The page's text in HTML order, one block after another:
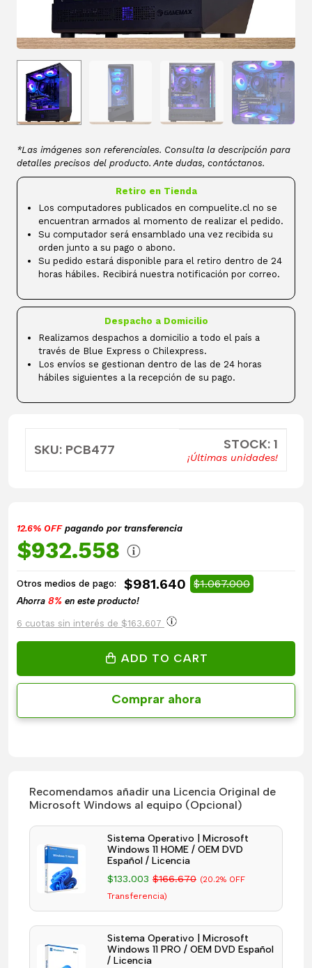
*Las imágenes son referenciales. Consulta la descripción para
detalles precisos del producto. Ante dudas, contáctanos.
Retiro en Tienda
Los computadores publicados en compuelite.cl no se
encuentran armados al momento de realizar el pedido.
Su computador será ensamblado una vez recibida su
orden junto a su pago o abono.
Su pedido estará disponible para el retiro dentro de 24
horas hábiles. Recibirá nuestra notificación por correo.
Despacho a Domicilio
Realizamos despachos a domicilio a todo el país a
través de Blue Express o Chilexpress.
Los envíos se gestionan dentro de las de 24 horas
hábiles siguientes a la recepción de su pago.
SKU: PCB477 STOCK: 1
¡Últimas unidades!
12.6% OFFpagando por transferencia
$932.558
Otros medios de pago: $981.640 $1.067.000
Ahorra 8% en este producto!
6 cuotas sin interés de $163.607
ADD TO CART
Comprar ahora
Recomendamos añadir una Licencia Original de
Microsoft Windows al equipo (Opcional)
Sistema Operativo | Microsoft
Windows 11 HOME / OEM DVD
Español / Licencia
$133.003 $166.670 (20.2% OFF
Transferencia)
Sistema Operativo | Microsoft
Windows 11 PRO / OEM DVD Español
/ Licencia